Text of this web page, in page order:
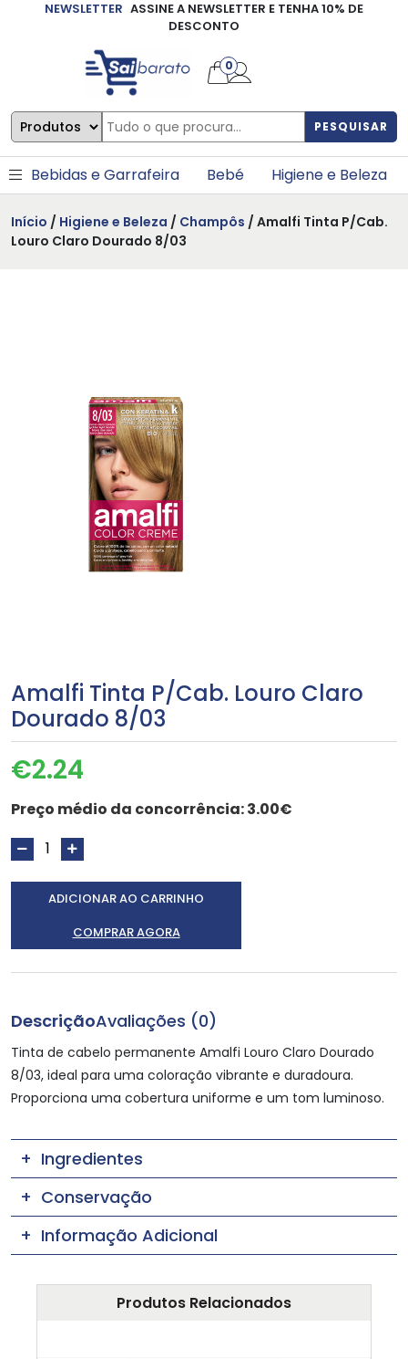
NEWSLETTER ASSINE A NEWSLETTER E TENHA 10% DE
DESCONTO
PESQUISAR
0
Bebidas e Garrafeira Bebé Higiene e Beleza
Início / Higiene e Beleza / Champôs / Amalfi Tinta P/Cab.
Louro Claro Dourado 8/03
Amalfi Tinta P/Cab. Louro Claro
Dourado 8/03
€2.24
Preço médio da concorrência:3.00€
ADICIONAR AO CARRINHO
COMPRAR AGORA
DescriçãoAvaliações (0)
Tinta de cabelo permanente Amalfi Louro Claro Dourado
8/03, ideal para uma coloração vibrante e duradoura.
Proporciona uma cobertura uniforme e um tom luminoso.
Ingredientes
Conservação
Informação Adicional
Produtos Relacionados